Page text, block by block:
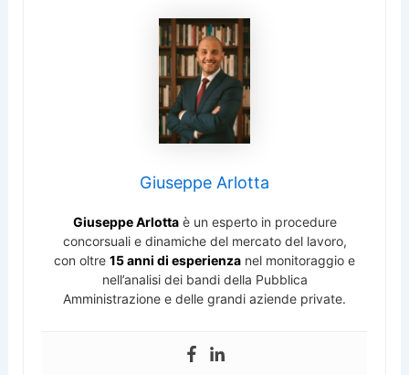
Giuseppe Arlotta
Giuseppe Arlottaè un esperto in procedure
concorsuali e dinamiche del mercato del lavoro,
con oltre 15 anni di esperienza nel monitoraggio e
nell’analisi dei bandi della Pubblica
Amministrazione e delle grandi aziende private.